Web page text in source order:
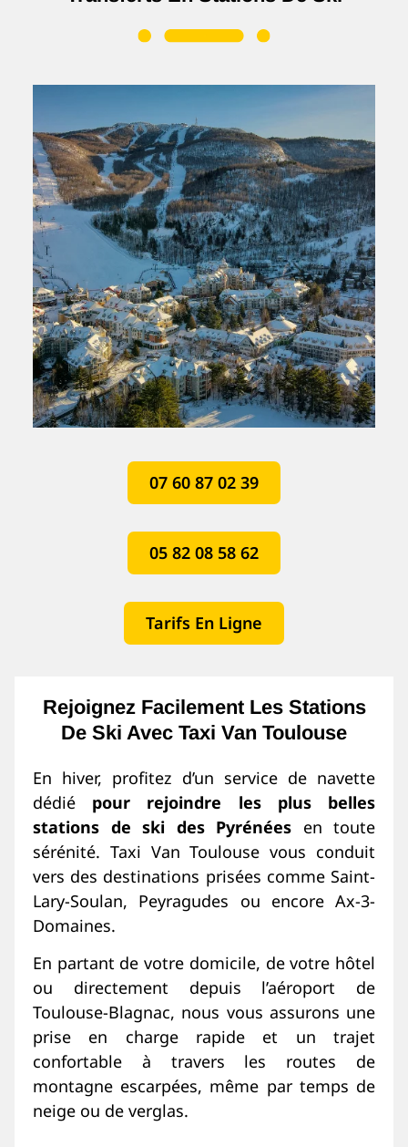
07 60 87 02 39
05 82 08 58 62
Tarifs En Ligne
Rejoignez Facilement Les Stations
De Ski Avec Taxi Van Toulouse
En hiver, profitez d’un service de navette
dédié pour rejoindre les plus belles
stations de ski des Pyrénées en toute
sérénité. Taxi Van Toulouse vous conduit
vers des destinations prisées comme Saint-
Lary-Soulan, Peyragudes ou encore Ax-3-
Domaines.
En partant de votre domicile, de votre hôtel
ou directement depuis l’aéroport de
Toulouse-Blagnac, nous vous assurons une
prise en charge rapide et un trajet
confortable à travers les routes de
montagne escarpées, même par temps de
neige ou de verglas.